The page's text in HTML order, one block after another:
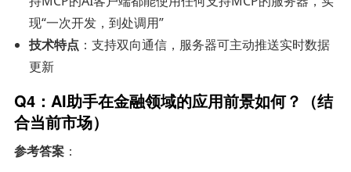
现“一次开发，到处调用”
技术特点 ：支持双向通信，服务器可主动推送实时数据
更新
Q4：AI助手在金融领域的应用前景如何？（结
合当前市场）
参考答案：